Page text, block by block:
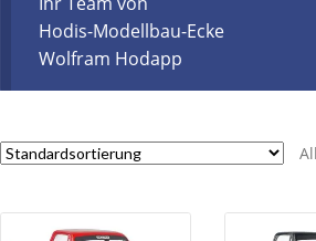
Hodis-Modellbau-Ecke
Wolfram Hodapp